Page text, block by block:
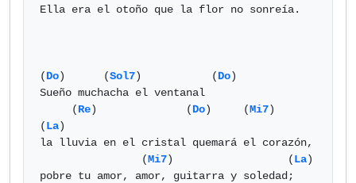
Ella era el otoño que la flor no sonreía.
(Do)      (Sol7)           (Do)
Sueño muchacha el ventanal
     (
Re)              (Do)     (Mi7)
(La)
la lluvia en el cristal quemará el corazón,
                (
Mi7)                  (La)
pobre tu amor, amor, guitarra y soledad;